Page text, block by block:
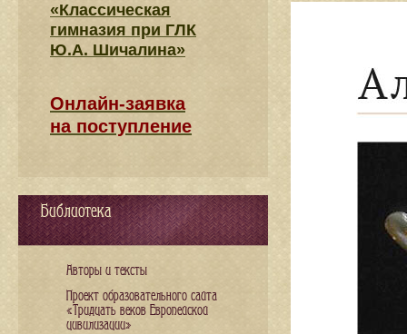
«Классическая
гимназия при ГЛК
Ю.А. Шичалина»
Онлайн-заявка
на поступление
Библиотека
Авторы и тексты
Проект образовательного сайта
«Тридцать веков Европейской
цивилизации»